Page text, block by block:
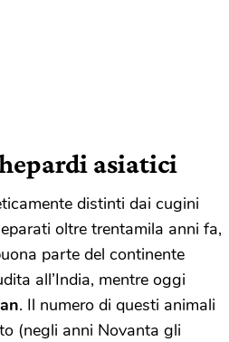
asiatici
distinti dai cugini
oltre trentamila anni fa,
parte del continente
all’India, mentre oggi
. Il numero di questi animali
(negli anni Novanta gli